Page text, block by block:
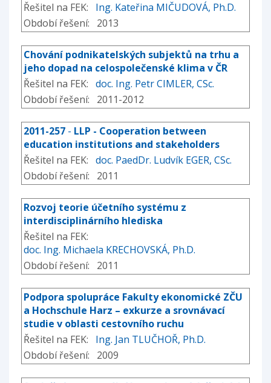
Řešitel na FEK: Ing. Kateřina MIČUDOVÁ, Ph.D.
Období řešení: 2013
Chování podnikatelských subjektů na trhu a
jeho dopad na celospolečenské klima v ČR
Řešitel na FEK: doc. Ing. Petr CIMLER, CSc.
Období řešení: 2011-2012
2011-257 - LLP - Cooperation between
education institutions and stakeholders
Řešitel na FEK: doc. PaedDr. Ludvík EGER, CSc.
Období řešení: 2011
Rozvoj teorie účetního systému z
interdisciplinárního hlediska
Řešitel na FEK:
doc. Ing. Michaela KRECHOVSKÁ, Ph.D.
Období řešení: 2011
Podpora spolupráce Fakulty ekonomické ZČU
a Hochschule Harz – exkurze a srovnávací
studie v oblasti cestovního ruchu
Řešitel na FEK: Ing. Jan TLUČHOŘ, Ph.D.
Období řešení: 2009